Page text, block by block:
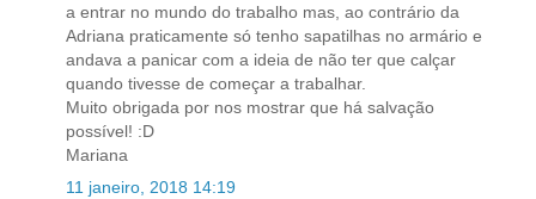
a entrar no mundo do trabalho mas, ao contrário da
Adriana praticamente só tenho sapatilhas no armário e
andava a panicar com a ideia de não ter que calçar
quando tivesse de começar a trabalhar.
Muito obrigada por nos mostrar que há salvação
possível! :D
Mariana
11 janeiro, 2018 14:19